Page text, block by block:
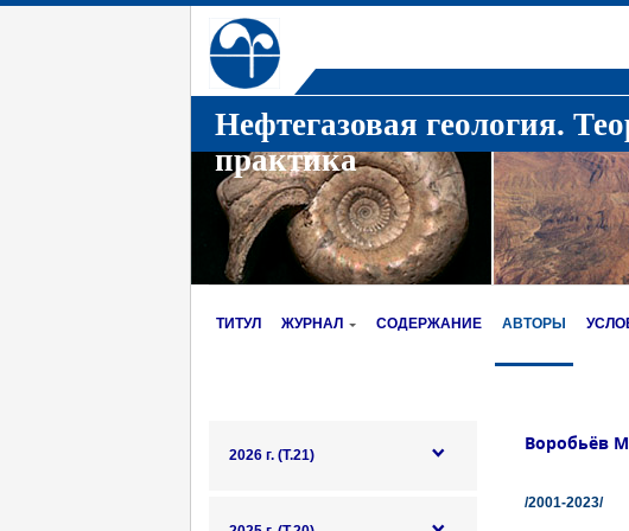
Нефтегазовая геология.
практика
ТИТУЛ ЖУРНАЛ СОДЕРЖАНИЕ АВТОРЫ
2026 г. (Т.21)
Воробьёв
/2001-2023/